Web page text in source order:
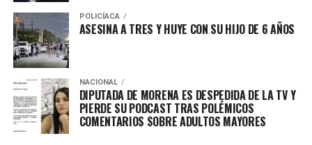
POLICÍACA
ASESINA A TRES Y HUYE CON SU HIJO DE 6 AÑOS
NACIONAL
DIPUTADA DE MORENA ES DESPEDIDA DE LA TV Y
PIERDE SU PODCAST TRAS POLÉMICOS
COMENTARIOS SOBRE ADULTOS MAYORES